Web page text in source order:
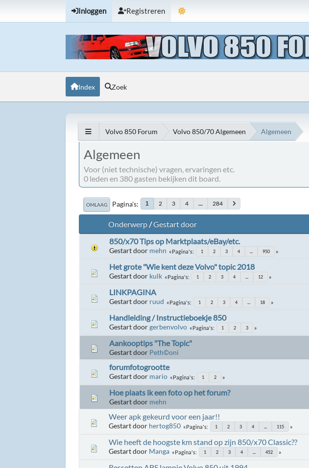
Inloggen Registreren
Index Zoek
Volvo 850 Forum Volvo 850/70 Algemeen Algemeen
Algemeen
Voor (niet technische) vragen, ervaringen etc.
0 leden en 380 gasten bekijken dit board.
OMLAAG Pagina's 1 2 3 4 ... 284
Onderwerp/Gestart door
850/x70 Tips op Marktplaats/eBay/etc.
Gestart door mehn Pagina's 1 2 3 4 950
Het grote "Wie kent deze Volvo" topic 2018
Gestart door kulk Pagina's 1 2 3 4 12
LINKPAGINA
Gestart door ruud Pagina's 1 2 3 4 18
Handleiding / Instructieboekje 850
Gestart doorgerbenvolvo Pagina's 1 2 3
Aankooptips "The Topic"
Gestart door Peth©oni
forumfotogrootte
Gestart door mario Pagina's 1 2
Hoe plaats ik een foto op het forum?
Gestart door mehn
Weer apk gekeurd voor een jaar!!
Gestart door hertog850 Pagina's 1 2 3 4 115
Wie heeft de hoogste km stand op zijn 850/x70 Classic??
Gestart door Manga Pagina's 1 2 3 4 452